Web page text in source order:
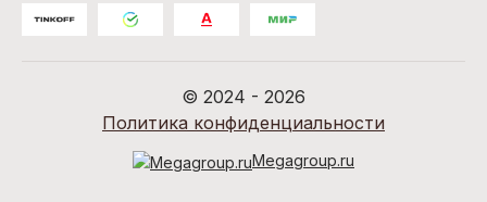
© 2024 - 2026
Политика конфиденциальности
Megagroup.ru